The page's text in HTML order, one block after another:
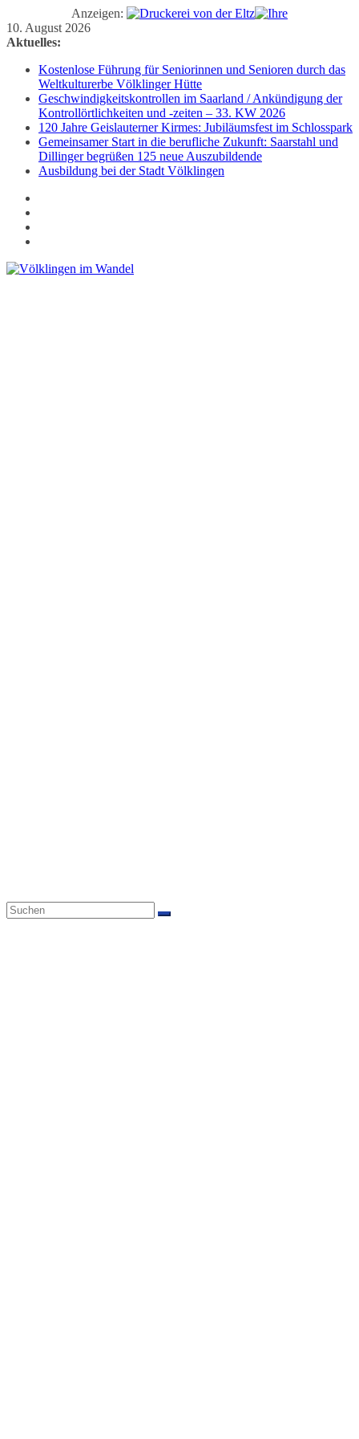
Anzeigen:
Zum
Inhalt
10. August 2026
Aktuelles:
Kostenlose Führung für Seniorinnen und Senioren durch das
Weltkulturerbe Völklinger Hütte
Geschwindigkeitskontrollen im Saarland / Ankündigung der
Kontrollörtlichkeiten und -zeiten – 33. KW 2026
120 Jahre Geislauterner Kirmes: Jubiläumsfest im Schlosspark
Gemeinsamer Start in die berufliche Zukunft: Saarstahl und
Dillinger begrüßen 125 neue Auszubildende
Ausbildung bei der Stadt Völklingen